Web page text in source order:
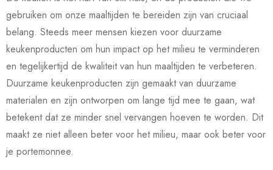
gebruiken om onze maaltijden te bereiden zijn van cruciaal
belang. Steeds meer mensen kiezen voor duurzame
keukenproducten om hun impact op het milieu te verminderen
en tegelijkertijd de kwaliteit van hun maaltijden te verbeteren.
Duurzame keukenproducten zijn gemaakt van duurzame
materialen en zijn ontworpen om lange tijd mee te gaan, wat
betekent dat ze minder snel vervangen hoeven te worden. Dit
maakt ze niet alleen beter voor het milieu, maar ook beter voor
je portemonnee.